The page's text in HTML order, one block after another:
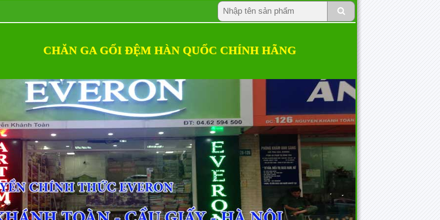
CHĂN GA GỐI ĐỆM HÀN QUỐC CHÍNH HÃNG